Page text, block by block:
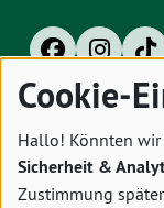
Impressum
Cookie-
Hallo! Könnten
Sicherheit &
Zustimmung